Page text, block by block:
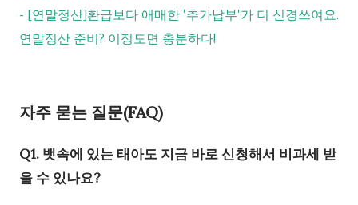
- [연말정산]환급보다 애매한 '추가납부'가 더 신경쓰여요.
연말정산 준비? 이정도면 충분하다!
자주 묻는 질문(FAQ)
Q1. 뱃속에 있는 태아도 지금 바로 신청해서 비과세 받
을 수 있나요?